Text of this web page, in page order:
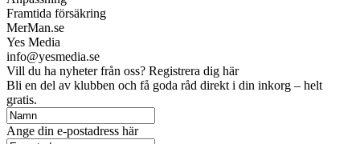
Framtida försäkring
MerMan.se
Yes Media
info@yesmedia.se
Vill du ha nyheter från oss? Registrera dig här
Bli en del av klubben och få goda råd direkt i din inkorg – helt
gratis.
Ange din e-postadress här